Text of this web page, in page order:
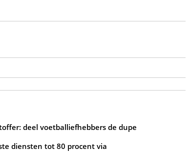
deel voetballiefhebbers de dupe
diensten tot 80 procent via